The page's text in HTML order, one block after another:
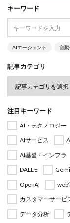
キーワード
AIエージェント 自動
記事カテゴリ
注目キーワード
AI・テクノロジー
AIサービス
AI基盤・インフラ
DALL·E
OpenAI
web
カスタマーサービ
データ分析